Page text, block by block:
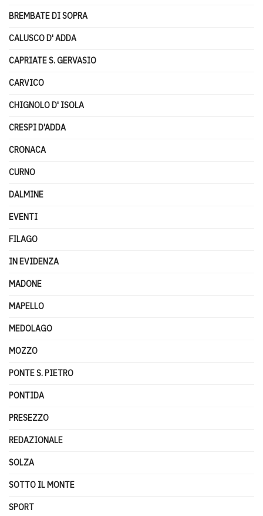
BREMBATE DI SOPRA
CALUSCO D' ADDA
CAPRIATE S. GERVASIO
CARVICO
CHIGNOLO D' ISOLA
CRESPI D'ADDA
CRONACA
CURNO
DALMINE
EVENTI
FILAGO
IN EVIDENZA
MADONE
MAPELLO
MEDOLAGO
MOZZO
PONTE S. PIETRO
PONTIDA
PRESEZZO
REDAZIONALE
SOLZA
SOTTO IL MONTE
SPORT